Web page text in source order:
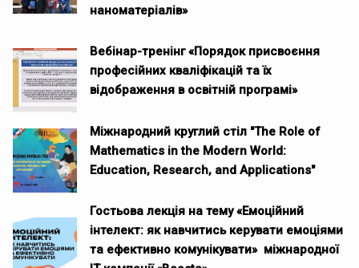
наноматеріалів»
Вебінар-тренінг «Порядок присвоєння
професійних кваліфікацій та їх
відображення в освітній програмі»
Міжнародний круглий стіл "The Role of
Mathematics in the Modern World:
Education, Research, and Applications"
Гостьова лекція на тему «Емоційний
інтелект: як навчитись керувати емоціями
та ефективно комунікувати» міжнародної